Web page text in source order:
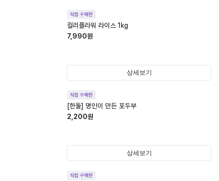
직접 구매한
컬리플라워 라이스 1kg
7,990원
상세보기
직접 구매한
[한둘] 명인이 만든 포두부
2,200원
상세보기
직접 구매한